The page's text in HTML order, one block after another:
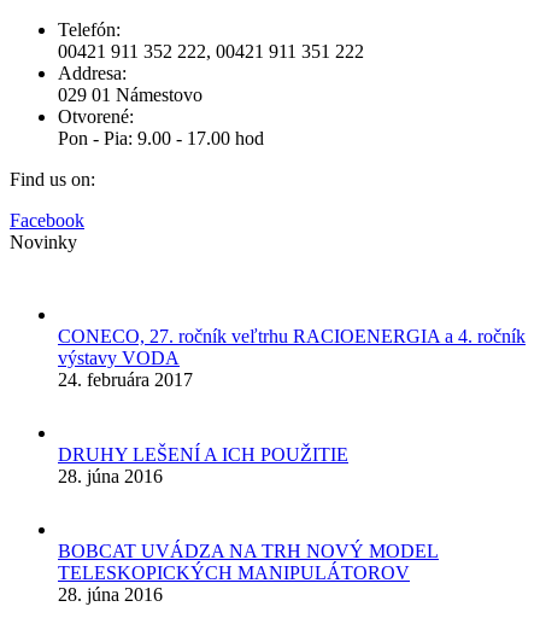
Telefón:
00421 911 352 222, 00421 911 351 222
Addresa:
029 01 Námestovo
Otvorené:
Pon - Pia: 9.00 - 17.00 hod
Find us on:
Facebook
Novinky
CONECO, 27. ročník veľtrhu RACIOENERGIA a 4. ročník
výstavy VODA
24. februára 2017
DRUHY LEŠENÍ A ICH POUŽITIE
28. júna 2016
BOBCAT UVÁDZA NA TRH NOVÝ MODEL
TELESKOPICKÝCH MANIPULÁTOROV
28. júna 2016